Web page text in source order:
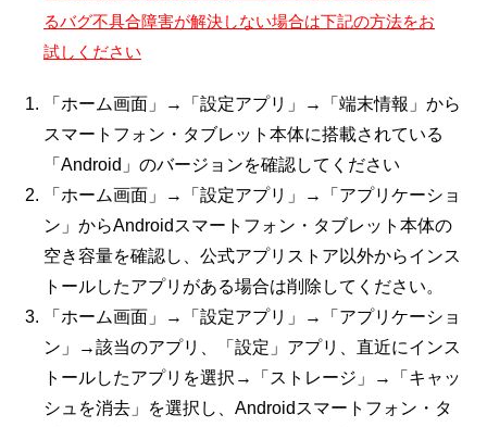
るバグ不具合障害が解決しない場合は下記の方法をお
試しください
「ホーム画面」→「設定アプリ」→「端末情報」から
スマートフォン・タブレット本体に搭載されている
「 Android 」のバージョンを確認してください
「ホーム画面」→「設定アプリ」→「アプリケーショ
ン」からAndroidスマートフォン・タブレット本体の
空き容量を確認し、公式アプリストア以外からインス
トールしたアプリがある場合は削除してください。
「ホーム画面」→「設定アプリ」→「アプリケーショ
ン」→該当のアプリ、「設定」アプリ、直近にインス
トールしたアプリを選択→「ストレージ」→「キャッ
シュを消去」を選択し、Androidスマートフォン・タ